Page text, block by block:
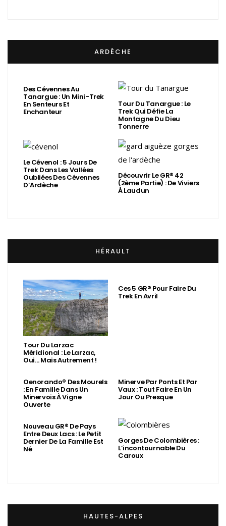
ARDÈCHE
Des Cévennes Au
Tanargue : Un Mini-Trek
En Senteurs Et
Enchanteur
Tour Du Tanargue : Le
Trek Qui Défie La
Montagne Du Dieu
Tonnerre
Le Cévenol : 5 Jours De
Trek Dans Les Vallées
Oubliées Des Cévennes
D’Ardèche
Découvrir Le GR® 42
(2ème Partie) : De Viviers
À Laudun
HÉRAULT
Tour Du Larzac
Méridional : Le Larzac,
Oui… Mais Autrement !
Ces 5 GR® Pour Faire Du
Trek En Avril
Oenorando® Des Mourels
: En Famille Dans Un
Minervois À Vigne
Ouverte
Minerve Par Ponts Et Par
Vaux : Tout Faire En Un
Jour Ou Presque
Nouveau GR® De Pays
Entre Deux Lacs : Le Petit
Dernier De La Famille Est
Né
Gorges De Colombières :
L’incontournable Du
Caroux
HAUTES-ALPES